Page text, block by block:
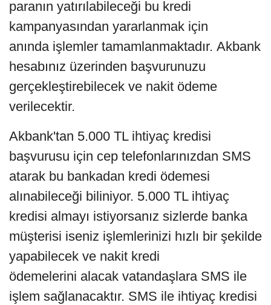
paranın yatırılabileceği bu kredi
kampanyasından yararlanmak için
anında işlemler tamamlanmaktadır. Akbank
hesabınız üzerinden başvurunuzu
gerçekleştirebilecek ve nakit ödeme
verilecektir.
Akbank'tan 5.000 TL ihtiyaç kredisi
başvurusu için cep telefonlarınızdan SMS
atarak bu bankadan kredi ödemesi
alınabileceği biliniyor. 5.000 TL ihtiyaç
kredisi almayı istiyorsanız sizlerde banka
müşterisi iseniz işlemlerinizi hızlı bir şekilde
yapabilecek ve nakit kredi
ödemelerini alacak vatandaşlara SMS ile
işlem sağlanacaktır. SMS ile ihtiyaç kredisi